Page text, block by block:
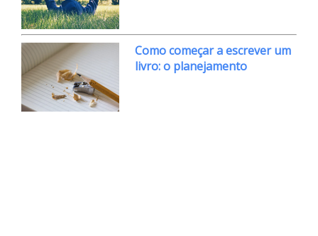
Como começar a escrever um
livro: o planejamento